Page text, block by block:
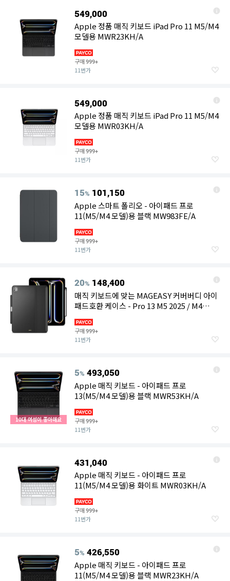
549,000
Apple 정품 매직 키보드 iPad Pro 11 M5/M4
모델용 MWR23KH/A
구매999+
11번가
549,000
Apple 정품 매직 키보드 iPad Pro 11 M5/M4
모델용 MWR03KH/A
구매999+
11번가
15% 101,150
Apple 스마트 폴리오 - 아이패드 프로
11(M5/M4 모델)용 블랙 MW983FE/A
구매999+
11번가
20% 148,400
매직 키보드에 맞는 MAGEASY 커버버디 아이
패드호환 케이스 - Pro 13 M5 2025 / M4
더 가죽 블랙 5.05
구매999+
11번가
10대 여성이 좋아해요
5% 493,050
Apple 매직 키보드 - 아이패드 프로
13(M5/M4 모델)용 블랙 MWR53KH/A
구매999+
11번가
431,040
Apple 매직 키보드 - 아이패드 프로
11(M5/M4 모델)용 화이트 MWR03KH/A
구매999+
11번가
5% 426,550
Apple 매직 키보드 - 아이패드 프로
11(M5/M4 모델)용 블랙 MWR23KH/A